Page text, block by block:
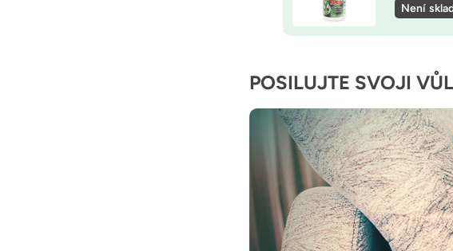
Není
POSILUJTE SVOJI